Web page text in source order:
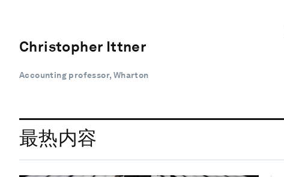
Christopher Ittner
Accounting professor, Wharton
最热内容